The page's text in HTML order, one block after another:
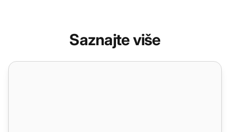
Saznajte više
Zajednička poštanska kutija